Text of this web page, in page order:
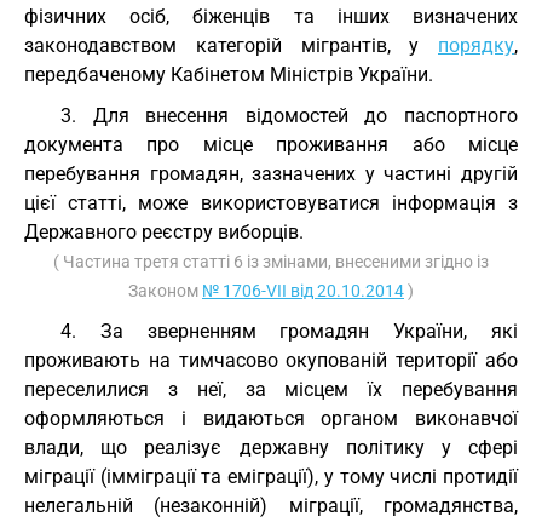
фізичних осіб, біженців та інших визначених
законодавством категорій мігрантів, у порядку,
передбаченому Кабінетом Міністрів України.
3. Для внесення відомостей до паспортного
документа про місце проживання або місце
перебування громадян, зазначених у частині другій
цієї статті, може використовуватися інформація з
Державного реєстру виборців.
( Частина третя статті 6 із змінами, внесеними згідно із
Законом № 1706-VII від 20.10.2014)
4. За зверненням громадян України, які
проживають на тимчасово окупованій території або
переселилися з неї, за місцем їх перебування
оформляються і видаються органом виконавчої
влади, що реалізує державну політику у сфері
міграції (імміграції та еміграції), у тому числі протидії
нелегальній (незаконній) міграції, громадянства,